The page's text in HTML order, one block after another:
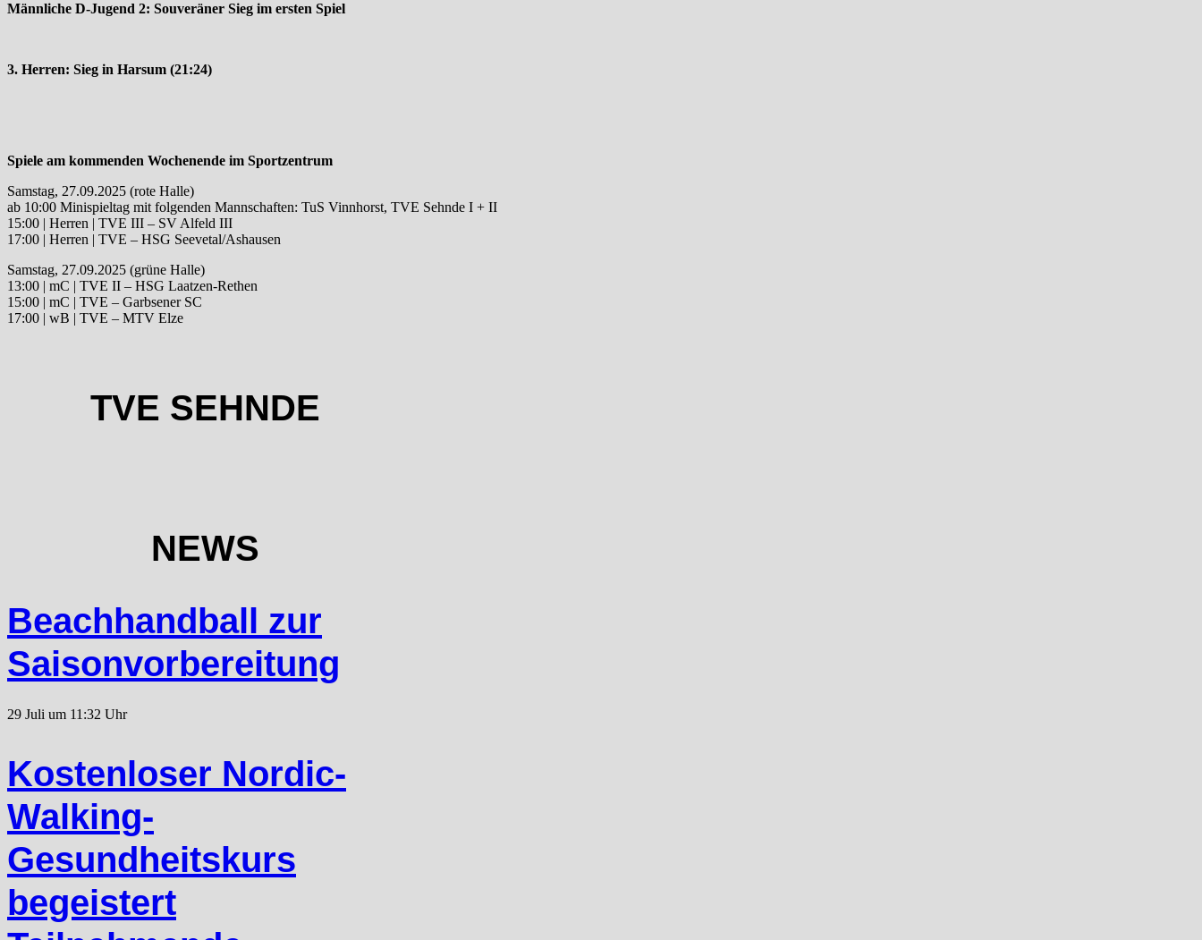
Männliche D-Jugend 2: Souveräner Sieg im ersten Spiel
3. Herren: Sieg in Harsum (21:24)
Spiele am kommenden Wochenende im Sportzentrum
Samstag, 27.09.2025 (rote Halle)
ab 10:00 Minispieltag mit folgenden Mannschaften: TuS Vinnhorst, TVE Sehnde I + II
15:00 | Herren | TVE III – SV Alfeld III
17:00 | Herren | TVE – HSG Seevetal/Ashausen
Samstag, 27.09.2025 (grüne Halle)
13:00 | mC | TVE II – HSG Laatzen-Rethen
15:00 | mC | TVE – Garbsener SC
17:00 | wB | TVE – MTV Elze
TVE SEHNDE
NEWS
Beachhandball zur
Saisonvorbereitung
29 Juli um 11:32 Uhr
Kostenloser Nordic-
Walking-
Gesundheitskurs
begeistert